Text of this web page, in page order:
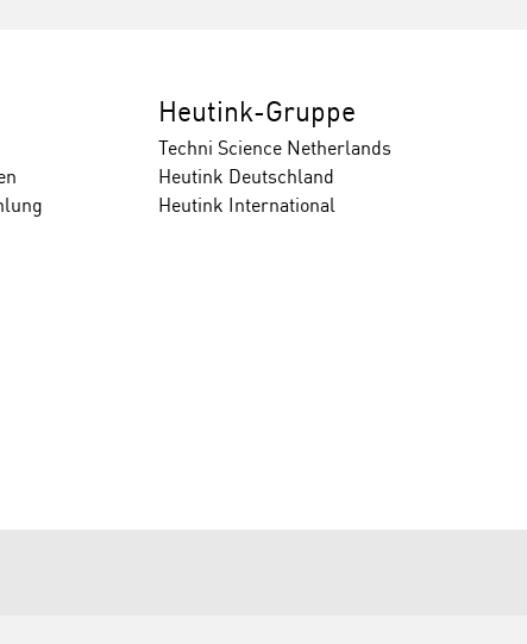
Heutink-Gruppe
Techni Science Netherlands
Heutink Deutschland
Heutink International